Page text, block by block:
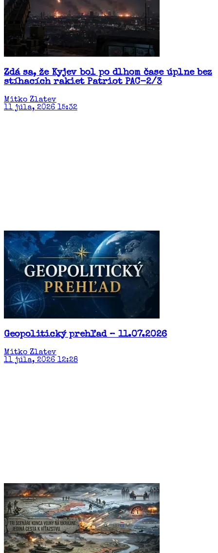
Zdá sa, že Kyjev bol po dlhom čase úplne bez
stíhacích rakiet Patriot PAC-2/3
Mitko Zlatev
11 júla, 2026 15:32
Geopolitický prehľad – 11.07.2026
Mitko Zlatev
11 júla, 2026 12:28